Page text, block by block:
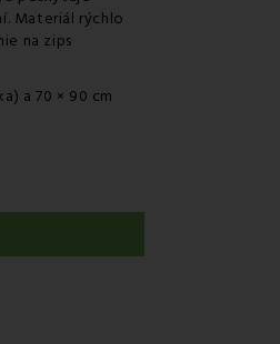
Materiál rýchlo
na zips
a 70 × 90 cm